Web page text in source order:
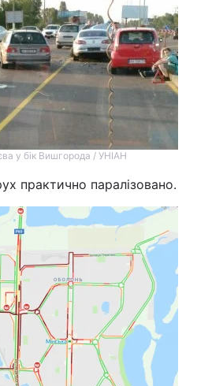
у бік Вишгорода / УНІАН
практично паралізовано.